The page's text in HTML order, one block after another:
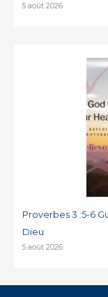
5 août 2026
Proverbes 3 :5-6
Dieu
5 août 2026